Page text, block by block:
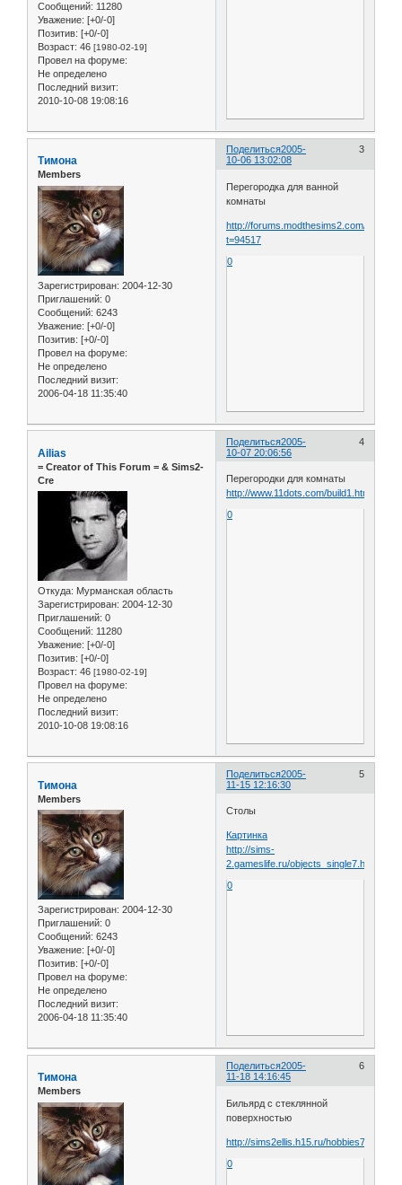
Сообщений: 11280
Уважение: [+0/-0]
Позитив: [+0/-0]
Возраст: 46 [1980-02-19]
Провел на форуме:
Не определено
Последний визит:
2010-10-08 19:08:16
Поделиться 3
2005-
10-06 13:02:08
Тимона
Members
Зарегистрирован: 2004-12-30
Приглашений: 0
Сообщений: 6243
Уважение: [+0/-0]
Позитив: [+0/-0]
Провел на форуме:
Не определено
Последний визит:
2006-04-18 11:35:40
Перегородка для ванной
комнаты
http://forums.modthesims2.com/
t=94517
0
Поделиться 4
2005-
10-07 20:06:56
Ailias
= Сreator of This Forum = & Sims2-
Cre
Откуда: Мурманская область
Зарегистрирован: 2004-12-30
Приглашений: 0
Сообщений: 11280
Уважение: [+0/-0]
Позитив: [+0/-0]
Возраст: 46 [1980-02-19]
Провел на форуме:
Не определено
Последний визит:
2010-10-08 19:08:16
Перегородки для комнаты
http://www.11dots.com/build1.htm
0
Поделиться 5
2005-
11-15 12:16:30
Тимона
Members
Зарегистрирован: 2004-12-30
Приглашений: 0
Сообщений: 6243
Уважение: [+0/-0]
Позитив: [+0/-0]
Провел на форуме:
Не определено
Последний визит:
2006-04-18 11:35:40
Столы
Картинка
http://sims-
2.gameslife.ru/objects_single7.htm
0
Поделиться 6
2005-
11-18 14:16:45
Тимона
Members
Бильярд с стеклянной
поверхностью
http://sims2ellis.h15.ru/hobbies7.html
0